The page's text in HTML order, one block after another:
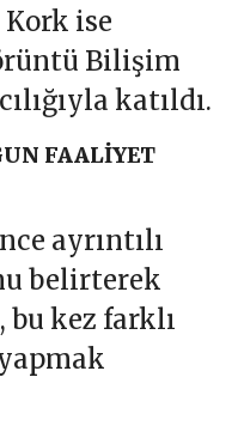
ise
Bilişim
katıldı.
FAALİYET
ayrıntılı
belirterek
bu kez farklı